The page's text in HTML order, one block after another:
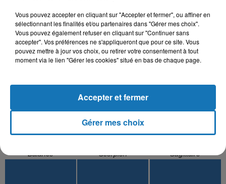
Balance Scorpion Sagittaire
Vous pouvez accepter en cliquant sur "Accepter et fermer", ou affiner en
sélectionnant les finalités et/ou partenaires dans "Gérer mes choix".
Vous pouvez également refuser en cliquant sur "Continuer sans
accepter". Vos préférences ne s'appliqueront que pour ce site. Vous
pouvez mettre à jour vos choix, ou retirer votre consentement à tout
moment via le lien "Gérer les cookies" situé en bas de chaque page.
Gérer mes choix
Accepter et fermer